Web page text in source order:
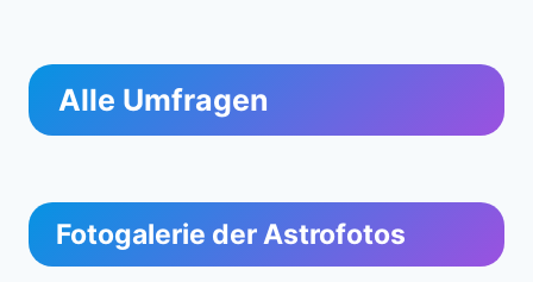
Alle Umfragen
Fotogalerie der Astrofotos